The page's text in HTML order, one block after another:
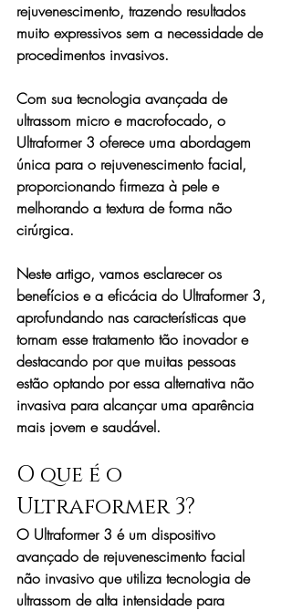
rejuvenescimento, trazendo resultados
muito expressivos sem a necessidade de
procedimentos invasivos.
Com sua tecnologia avançada de
ultrassom micro e macrofocado, o
Ultraformer 3 oferece uma abordagem
única para o rejuvenescimento facial,
proporcionando firmeza à pele e
melhorando a textura de forma não
cirúrgica.
Neste artigo, vamos esclarecer os
benefícios e a eficácia do Ultraformer 3,
aprofundando nas características que
tornam esse tratamento tão inovador e
destacando por que muitas pessoas
estão optando por essa alternativa não
invasiva para alcançar uma aparência
mais jovem e saudável.
O que é o
Ultraformer 3?
O Ultraformer 3 é um dispositivo
avançado de rejuvenescimento facial
não invasivo que utiliza tecnologia de
ultrassom de alta intensidade para